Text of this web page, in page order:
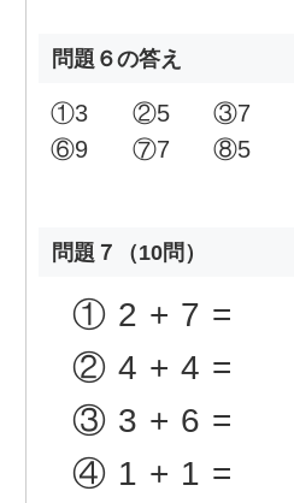
問題６の答え
①3 ②5 ③7
⑥9 ⑦7 ⑧5
問題７（10問）
① 2+7=
② 4+4=
③ 3+6=
④ 1+1=